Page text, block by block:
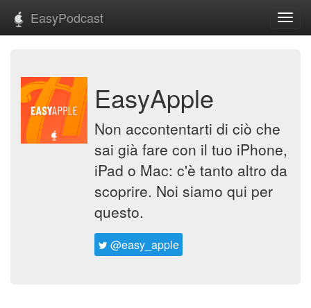
EasyPodcast
EasyApple
Non accontentarti di ciò che
sai già fare con il tuo iPhone,
iPad o Mac: c'è tanto altro da
scoprire. Noi siamo qui per
questo.
@easy_apple